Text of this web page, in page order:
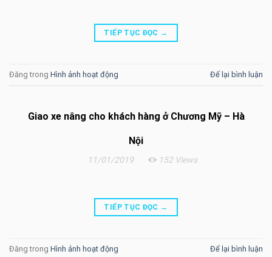
TIẾP TỤC ĐỌC →
Đăng trong Hình ảnh hoạt động Để lại bình luận
11/01/2019 152 Views
Giao xe nâng cho khách hàng ở Chương Mỹ – Hà
Nội
TIẾP TỤC ĐỌC →
Đăng trong Hình ảnh hoạt động Để lại bình luận